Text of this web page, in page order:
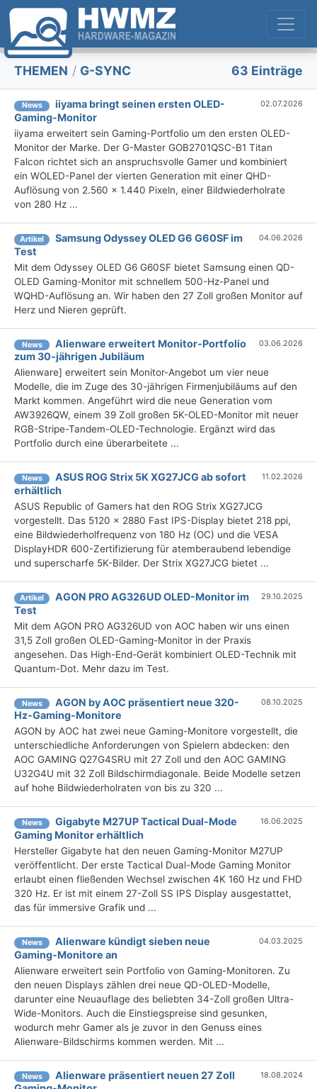
THEMEN / G-SYNC 63 Einträge
News
iiyama bringt seinen ersten OLED-
Gaming-Monitor
02.07.2026
iiyama erweitert sein Gaming-Portfolio um den ersten OLED-
Monitor der Marke. Der G-Master GOB2701QSC-B1 Titan
Falcon richtet sich an anspruchsvolle Gamer und kombiniert
ein WOLED-Panel der vierten Generation mit einer QHD-
Auflösung von 2.560 × 1.440 Pixeln, einer Bildwiederholrate
von 280 Hz ...
Artikel
Samsung Odyssey OLED G6 G60SF im
Test
04.06.2026
Mit dem Odyssey OLED G6 G60SF bietet Samsung einen QD-
OLED Gaming-Monitor mit schnellem 500-Hz-Panel und
WQHD-Auflösung an. Wir haben den 27 Zoll großen Monitor auf
Herz und Nieren geprüft.
News
Alienware erweitert Monitor-Portfolio
zum 30-jährigen Jubiläum
03.06.2026
Alienware] erweitert sein Monitor-Angebot um vier neue
Modelle, die im Zuge des 30-jährigen Firmenjubiläums auf den
Markt kommen. Angeführt wird die neue Generation vom
AW3926QW, einem 39 Zoll großen 5K-OLED-Monitor mit neuer
RGB-Stripe-Tandem-OLED-Technologie. Ergänzt wird das
Portfolio durch eine überarbeitete ...
News
ASUS ROG Strix 5K XG27JCG ab sofort
erhältlich
11.02.2026
ASUS Republic of Gamers hat den ROG Strix XG27JCG
vorgestellt. Das 5120 x 2880 Fast IPS-Display bietet 218 ppi,
eine Bildwiederholfrequenz von 180 Hz (OC) und die VESA
DisplayHDR 600-Zertifizierung für atemberaubend lebendige
und superscharfe 5K-Bilder. Der Strix XG27JCG bietet ...
Artikel
AGON PRO AG326UD OLED-Monitor im
Test
29.10.2025
Mit dem AGON PRO AG326UD von AOC haben wir uns einen
31,5 Zoll großen OLED-Gaming-Monitor in der Praxis
angesehen. Das High-End-Gerät kombiniert OLED-Technik mit
Quantum-Dot. Mehr dazu im Test.
News
AGON by AOC präsentiert neue 320-
Hz-Gaming-Monitore
08.10.2025
AGON by AOC hat zwei neue Gaming-Monitore vorgestellt, die
unterschiedliche Anforderungen von Spielern abdecken: den
AOC GAMING Q27G4SRU mit 27 Zoll und den AOC GAMING
U32G4U mit 32 Zoll Bildschirmdiagonale. Beide Modelle setzen
auf hohe Bildwiederholraten von bis zu 320 ...
News
Gigabyte M27UP Tactical Dual-Mode
Gaming Monitor erhältlich
16.06.2025
Hersteller Gigabyte hat den neuen Gaming-Monitor M27UP
veröffentlicht. Der erste Tactical Dual-Mode Gaming Monitor
erlaubt einen fließenden Wechsel zwischen 4K 160 Hz und FHD
320 Hz. Er ist mit einem 27-Zoll SS IPS Display ausgestattet,
das für immersive Grafik und ...
News
Alienware kündigt sieben neue
Gaming-Monitore an
04.03.2025
Alienware erweitert sein Portfolio von Gaming-Monitoren. Zu
den neuen Displays zählen drei neue QD-OLED-Modelle,
darunter eine Neuauflage des beliebten 34-Zoll großen Ultra-
Wide-Monitors. Auch die Einstiegspreise sind gesunken,
wodurch mehr Gamer als je zuvor in den Genuss eines
Alienware-Bildschirms kommen werden. Mit ...
News
Alienware präsentiert neuen 27 Zoll
18.08.2024